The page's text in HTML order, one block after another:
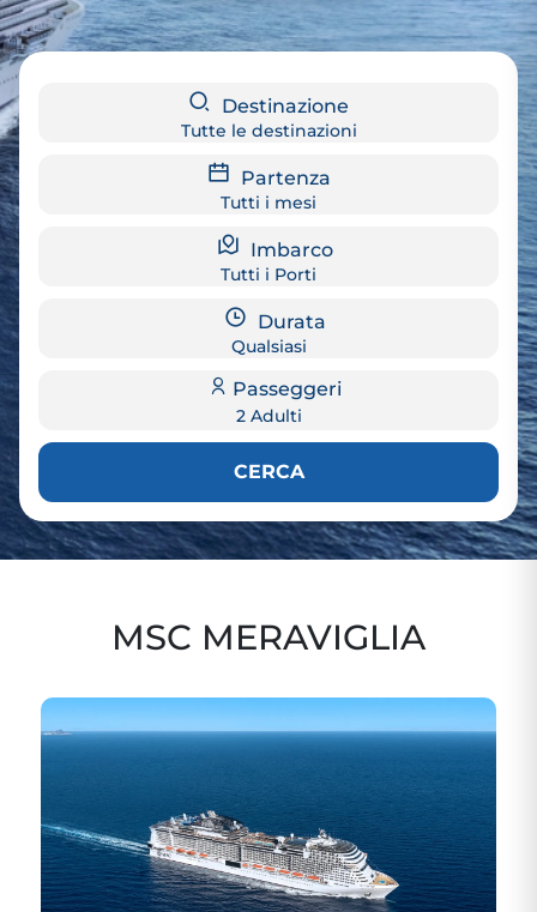
Destinazione
Tutte le destinazioni
Partenza
Tutti i mesi
Imbarco
Tutti i Porti
Durata
Qualsiasi
Passeggeri
2 Adulti
CERCA
MSC MERAVIGLIA